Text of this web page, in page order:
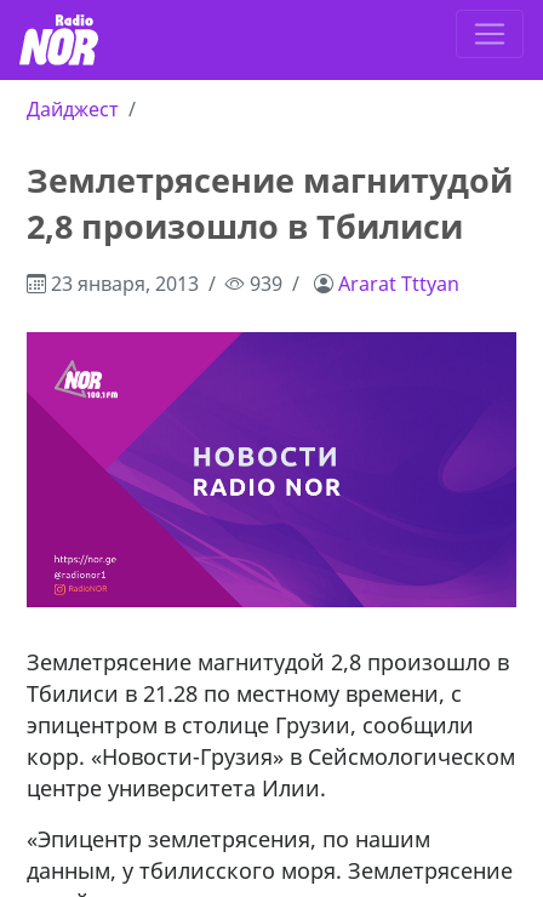
Дайджест
Землетрясение магнитудой
2,8 произошло в Тбилиси
23 января, 2013 939 Ararat Tttyan
Землетрясение магнитудой 2,8 произошло в
Тбилиси в 21.28 по местному времени, с
эпицентром в столице Грузии, сообщили
корр. «Новости-Грузия» в Сейсмологическом
центре университета Илии.
«Эпицентр землетрясения, по нашим
данным, у тбилисского моря. Землетрясение